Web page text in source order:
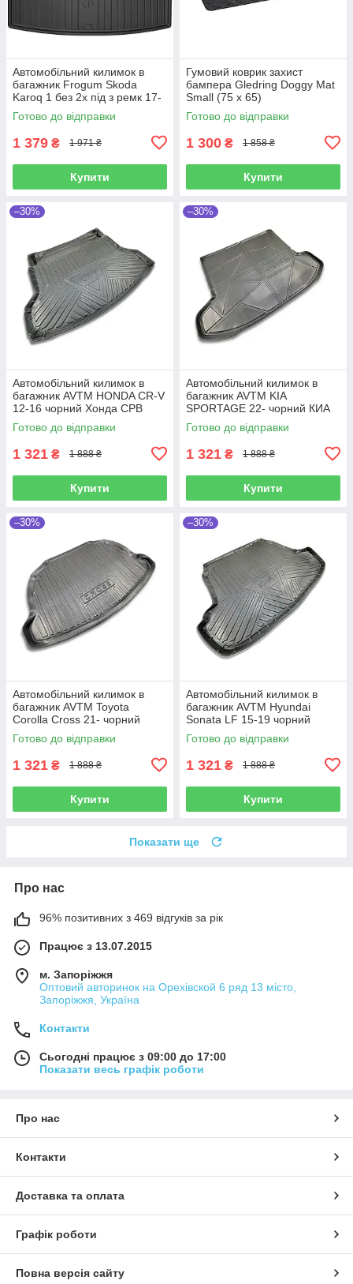
Автомобільний килимок в
багажник Frogum Skoda
Karoq 1 без 2х під з ремк 17-
чорний Шкода Карок
Готово до відправки
1 379 ₴ 1 971 ₴
Купити
Гумовий коврик захист
бампера Gledring Doggy Mat
Small (75 x 65)
Готово до відправки
1 300 ₴ 1 858 ₴
Купити
–30%
Автомобільний килимок в
багажник AVTM HONDA CR-V
12-16 чорний Хонда СРВ
Готово до відправки
1 321 ₴ 1 888 ₴
Купити
–30%
Автомобільний килимок в
багажник AVTM KIA
SPORTAGE 22- чорний КИА
Спортейдж
Готово до відправки
1 321 ₴ 1 888 ₴
Купити
–30%
Автомобільний килимок в
багажник AVTM Toyota
Corolla Cross 21- чорний
Тойота Королла
Готово до відправки
1 321 ₴ 1 888 ₴
Купити
–30%
Автомобільний килимок в
багажник AVTM Hyundai
Sonata LF 15-19 чорний
Хендай Соната
Готово до відправки
1 321 ₴ 1 888 ₴
Купити
Показати ще
Про нас
96% позитивних з 469 відгуків за рік
Працює з 13.07.2015
м. Запоріжжя
Оптовий авторинок на Орехівской 6 ряд 13 місто,
Запоріжжя, Україна
Контакти
Сьогодні працює з 09:00 до 17:00
Показати весь графік роботи
Про нас
Контакти
Доставка та оплата
Графік роботи
Повна версія сайту